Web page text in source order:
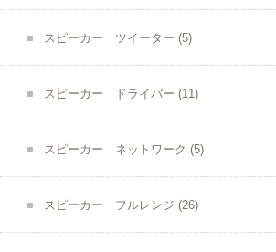
スピーカー ツイーター (5)
スピーカー ドライバー (11)
スピーカー ネットワーク (5)
スピーカー フルレンジ (26)